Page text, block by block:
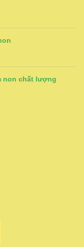
non chất lượng